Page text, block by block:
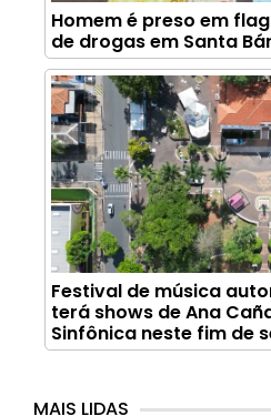
Homem é preso em
de drogas em Santa
Festival de música
terá shows de Ana
Sinfônica neste fim de
MAIS LIDAS